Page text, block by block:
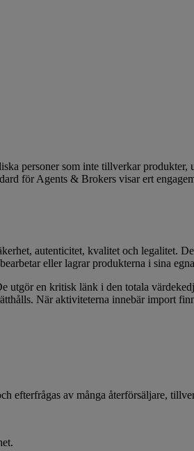
personer som inte tillverkar
för Agents & Brokers visar ert
autenticitet, kvalitet och legalitet.
eller lagrar produkterna i sina
en kritisk länk i den totala
När aktiviteterna innebär import
av många återförsäljare,